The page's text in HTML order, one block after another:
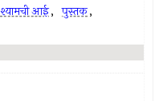
श्यामची आई, पुस्तक,